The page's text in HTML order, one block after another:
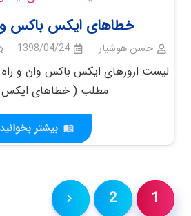
خطاهای ایکس باکس و
حسن هوشیار 1398/04/24
لیست ارورهای ایکس باکس وان و
مطلب ( خطاهای
menu_book بیشتر بخوانید
1
2